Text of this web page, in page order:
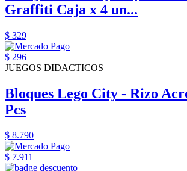
Graffiti Caja x 4 un...
$ 329
$ 296
JUEGOS DIDACTICOS
Bloques Lego City - Rizo
Pcs
$ 8.790
$ 7.911